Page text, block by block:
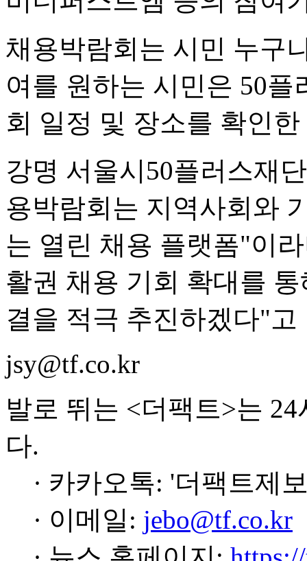
채용박람회는 시민 누구
여를 원하는 시민은 50
회 일정 및 장소를 확인
강명 서울시50플러스재
용박람회는 지역사회와
는 열린 채용 플랫폼"이
활권 채용 기회 확대를
결을 적극 추진하겠다"고
jsy@tf.co.kr
발로 뛰는 <더팩트>는
다.
· 카카오톡: '더팩트제
· 이메일: jebo@tf.co.kr